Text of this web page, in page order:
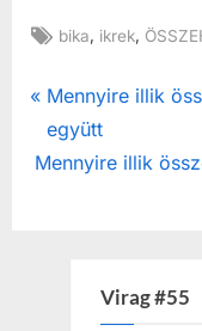
Tags:
bika ikrek
Post
navigation
P
r
e
Mennyire illik
együtt
N
Mennyire illik
Virag #55